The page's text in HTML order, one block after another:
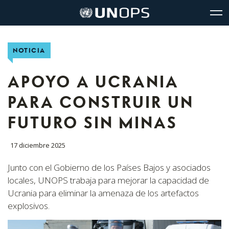
Logo
de
UNOPS
Office
Services
NOTICIA
APOYO A UCRANIA
PARA CONSTRUIR UN
FUTURO SIN MINAS
17 diciembre 2025
Junto con el Gobierno de los Países Bajos y asociados
locales, UNOPS trabaja para mejorar la capacidad de
Ucrania para eliminar la amenaza de los artefactos
explosivos.